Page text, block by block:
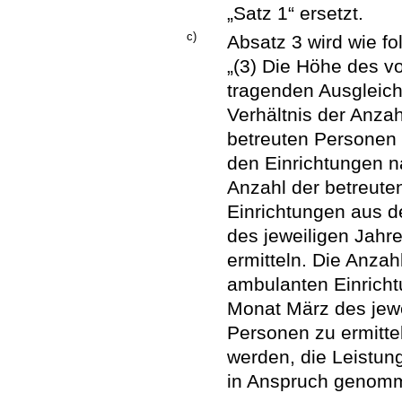
„Satz 1“ ersetzt.
c)
Absatz 3 wird wie
„(3) Die Höhe des
tragenden
Verhältnis der
betreuten
den Einrichtungen
Anzahl der
Einrichtungen aus
des jeweiligen
ermitteln. Die
ambulanten
Monat März des
Personen zu
werden, die
in Anspruch